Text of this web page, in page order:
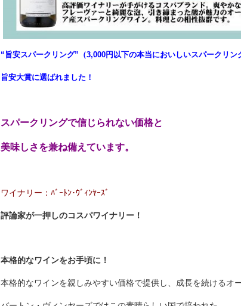
“旨安スパークリング”（3,000円以下の本当においしいスパークリン
旨安大賞に選ばれました！
スパークリングで信じられない価格と
美味しさを兼ね備えています。
ワイナリー：ﾊﾞｰﾄﾝ･ｳﾞｨﾝﾔｰｽﾞ
評論家が一押しのコスパワイナリー！
本格的なワインをお手頃に！
本格的なワインを親しみやすい価格で提供し、成長を続けるオ